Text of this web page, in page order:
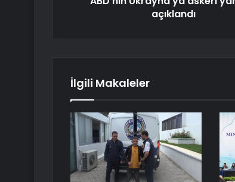
açıklandı
İlgili Makaleler